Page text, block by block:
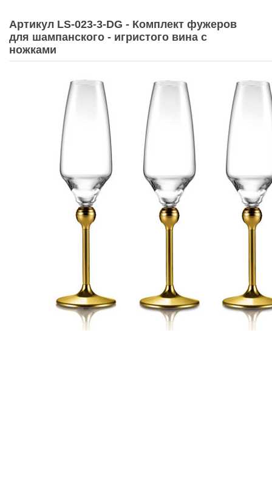
Артикул LS-023-3-DG - Комплект фужеров
для шампанского - игристого вина с
ножками